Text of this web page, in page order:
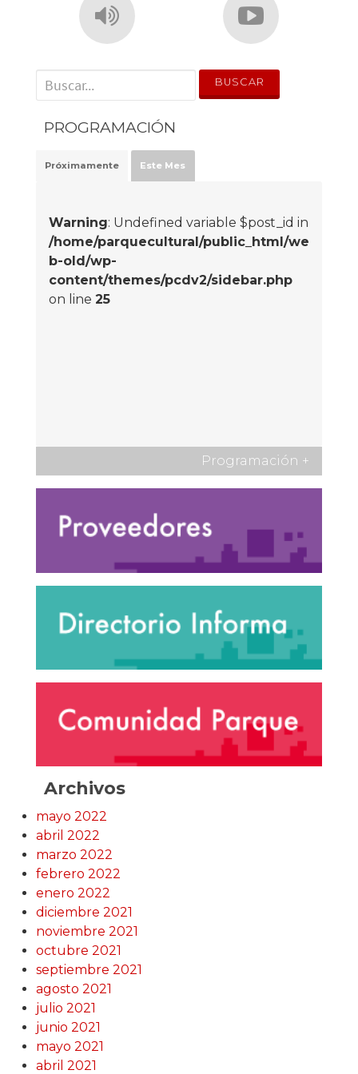
' . __('Search for:') . '
PROGRAMACIÓN
Próximamente Este Mes
Warning: Undefined variable $post_id in
/home/parquecultural/public_html/we
b-old/wp-
content/themes/pcdv2/sidebar.php
on line 25
Programación +
Archivos
mayo 2022
abril 2022
marzo 2022
febrero 2022
enero 2022
diciembre 2021
noviembre 2021
octubre 2021
septiembre 2021
agosto 2021
julio 2021
junio 2021
mayo 2021
abril 2021